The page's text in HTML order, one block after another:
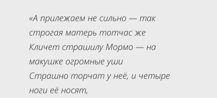
«А прилежаем не сильно — так
строгая матерь тотчас же
Кличет страшилу Мормо — на
макушке огромные уши
Страшно торчат у неё, и четыре
ноги её носят,